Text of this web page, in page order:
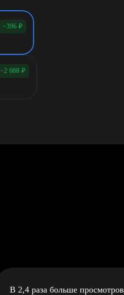
−396 ₽
−2 088 ₽
В 2,4 раза больше просмотров